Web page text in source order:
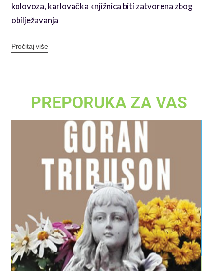
kolovoza, karlovačka knjižnica biti zatvorena zbog
obilježavanja
Pročitaj više
PREPORUKA ZA VAS